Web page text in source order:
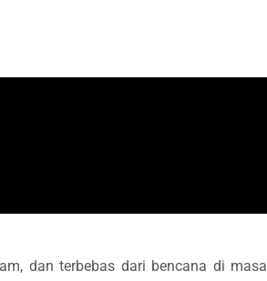
dan terbebas dari bencana di masa